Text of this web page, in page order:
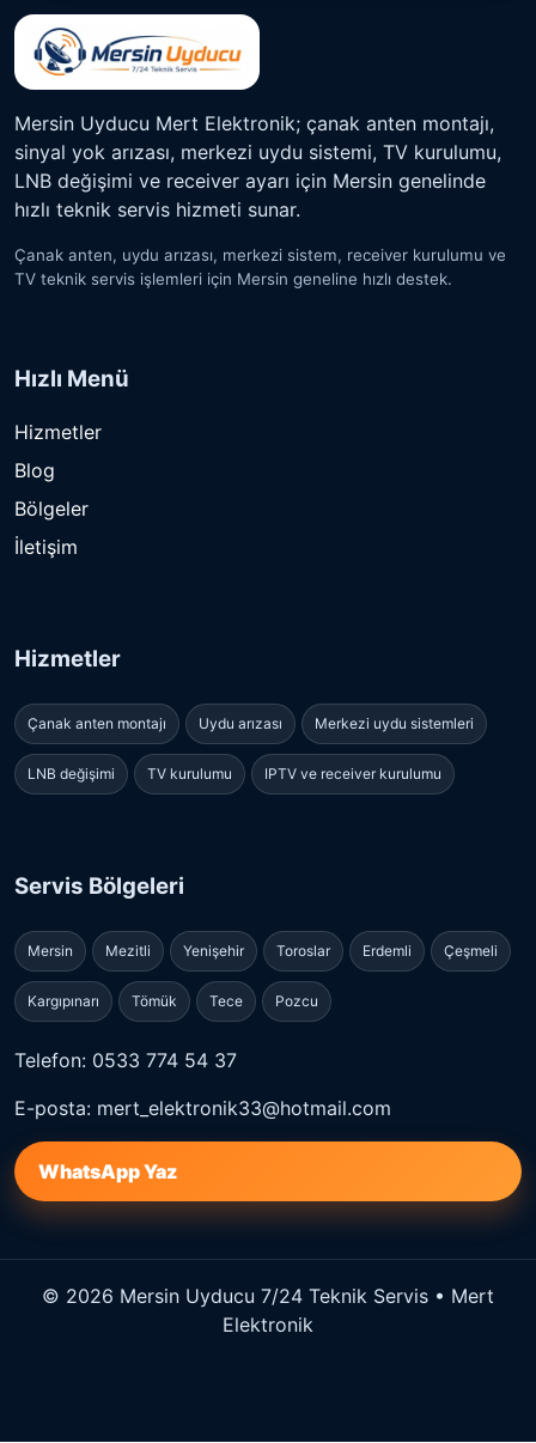
Mersin Uyducu Mert Elektronik; çanak anten montajı,
sinyal yok arızası, merkezi uydu sistemi, TV kurulumu,
LNB değişimi ve receiver ayarı için Mersin genelinde
hızlı teknik servis hizmeti sunar.
Çanak anten, uydu arızası, merkezi sistem, receiver kurulumu ve
TV teknik servis işlemleri için Mersin geneline hızlı destek.
Hızlı Menü
Hizmetler
Blog
Bölgeler
İletişim
Hizmetler
Çanak anten montajı Uydu arızası Merkezi uydu sistemleri
LNB değişimi TV kurulumu IPTV ve receiver kurulumu
Servis Bölgeleri
Mersin Mezitli Yenişehir Toroslar Erdemli Çeşmeli
Kargıpınarı Tömük Tece Pozcu
Telefon: 0533 774 54 37
E-posta: mert_elektronik33@hotmail.com
WhatsApp Yaz
© 2026 Mersin Uyducu 7/24 Teknik Servis • Mert
Elektronik